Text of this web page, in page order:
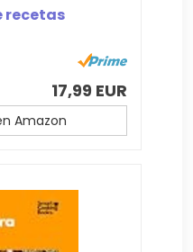
recetas
17,99 EUR
Amazon